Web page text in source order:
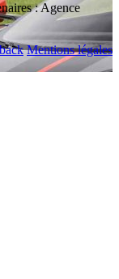
: Agence
Mentions légales